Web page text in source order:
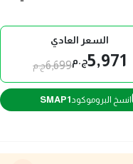
السعر العادي
5,971ج.م6,699ج.م
انسخ البروموكود SMAP1